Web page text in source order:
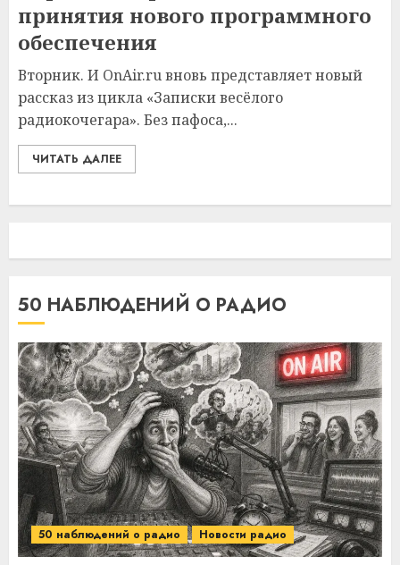
принятия нового программного
обеспечения
Вторник. И OnAir.ru вновь представляет новый
рассказ из цикла «Записки весёлого
радиокочегара». Без пафоса,...
ЧИТАТЬ ДАЛЕЕ
50 НАБЛЮДЕНИЙ О РАДИО
50 наблюдений о радио Новости радио